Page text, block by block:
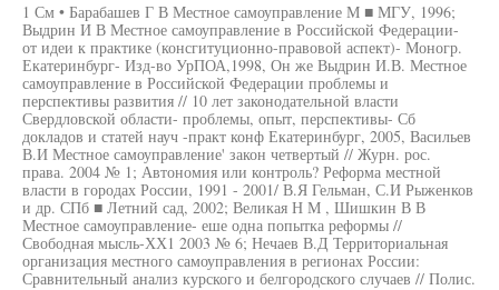
1 См • Барабашев Г В Местное самоуправление М ■ МГУ, 1996;
Выдрин И В Местное самоуправление в Российской Федерации-
от идеи к практике (консгитуционно-правовой аспект)- Моногр.
Екатеринбург- Изд-во УрПОА,1998, Он же Выдрин И.В. Местное
самоуправление в Российской Федерации проблемы и
перспективы развития // 10 лет законодательной власти
Свердловской области- проблемы, опыт, перспективы- Сб
докладов и статей науч -практ конф Екатеринбург, 2005, Васильев
В.И Местное самоуправление' закон четвертый // Журн. рос.
права. 2004 № 1; Автономия или контроль? Реформа местной
власти в городах России, 1991 - 2001/ В.Я Гельман, С.И Рыженков
и др. СПб ■ Летний сад, 2002; Великая Н М , Шишкин В В
Местное самоуправление- еше одна попытка реформы //
Свободная мысль-ХХ1 2003 № 6; Нечаев В.Д Территориальная
организация местного самоуправления в регионах России:
Сравнительный анализ курского и белгородского случаев // Полис.